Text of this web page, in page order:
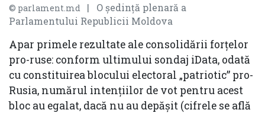
© parlament.md
| O ședință plenară a
Parlamentului Republicii Moldova
Apar primele rezultate ale consolidării forțelor
pro-ruse: conform ultimului sondaj iData, odată
cu constituirea blocului electoral „patriotic” pro-
Rusia, numărul intențiilor de vot pentru acest
bloc au egalat, dacă nu au depășit (cifrele se află